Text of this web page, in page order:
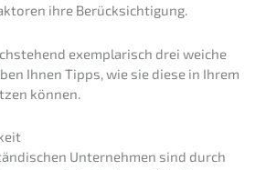
ihre Berücksichtigung.
exempla­risch drei weiche
Ihnen Tipps, wie sie diese in Ihrem
können.
Unter­neh­men sind durch